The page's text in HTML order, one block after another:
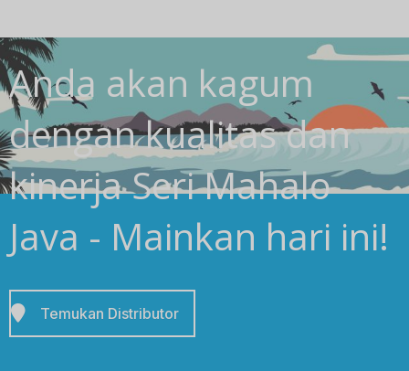
Anda akan kagum
dengan kualitas dan
kinerja Seri Mahalo
Java - Mainkan hari ini!
Temukan Distributor